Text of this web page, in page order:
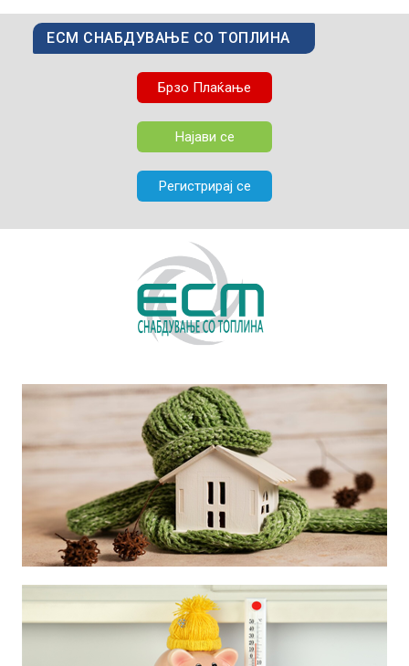
ЕСМ СНАБДУВАЊЕ СО ТОПЛИНА
Брзо Плаќање
Најави се
Регистрирај се